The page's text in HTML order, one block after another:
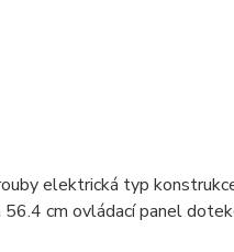
elektrická typ
cm ovládací panel